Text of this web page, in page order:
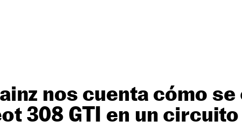
nos cuenta cómo
308 GTI en un circuito